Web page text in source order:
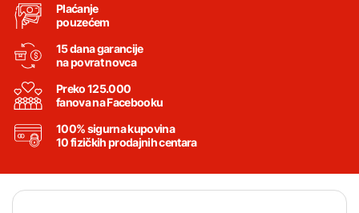
Plaćanje
pouzećem
15 dana garancije
na povrat novca
Preko 125.000
fanova na Facebooku
100% sigurna kupovina
10 fizičkih prodajnih centara